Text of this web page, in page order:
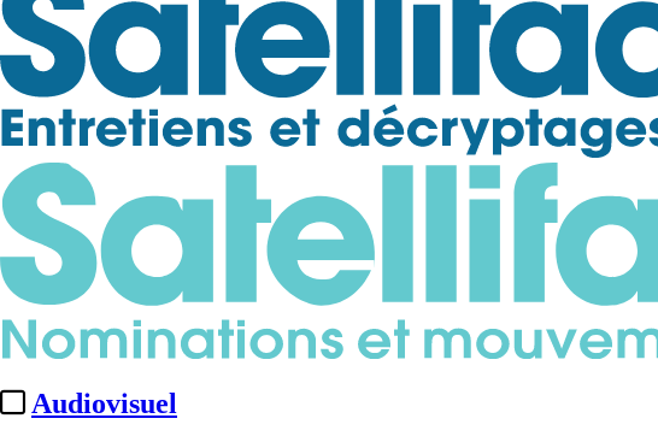
Audiovisuel